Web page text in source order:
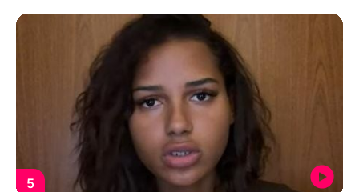
5